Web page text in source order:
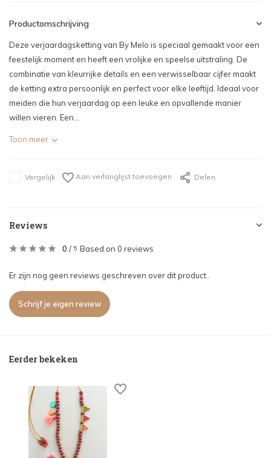
Productomschrijving
Deze verjaardagsketting van By Melo is speciaal gemaakt voor een
feestelijk moment en heeft een vrolijke en speelse uitstraling. De
combinatie van kleurrijke details en een verwisselbaar cijfer maakt
de ketting extra persoonlijk en perfect voor elke leeftijd. Ideaal voor
meiden die hun verjaardag op een leuke en opvallende manier
willen vieren. Een...
Toon meer
Vergelijk Aan verlanglijst toevoegen Delen
Reviews
0 / 5 Based on 0 reviews
Er zijn nog geen reviews geschreven over dit product..
Schrijf je eigen review
Eerder bekeken